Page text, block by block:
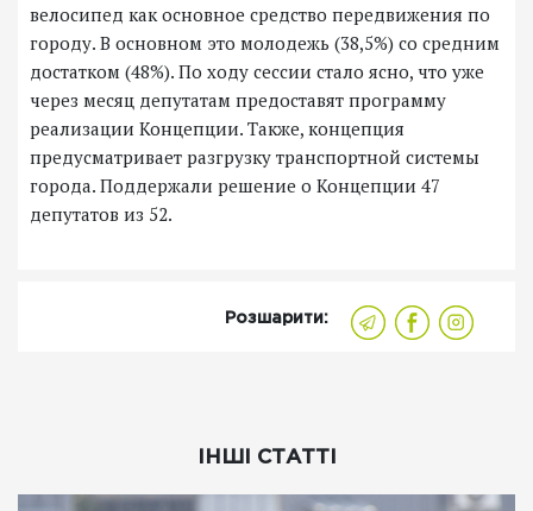
велосипед как основное средство передвижения по
городу. В основном это молодежь (38,5%) со средним
достатком (48%). По ходу сессии стало ясно, что уже
через месяц депутатам предоставят программу
реализации Концепции. Также, концепция
предусматривает разгрузку транспортной системы
города. Поддержали решение о Концепции 47
депутатов из 52.
Розшарити:
ІНШІ СТАТТІ